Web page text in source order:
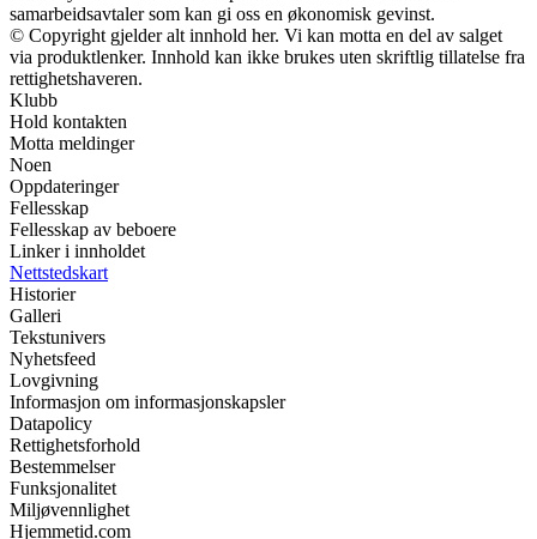
samarbeidsavtaler som kan gi oss en økonomisk gevinst.
© Copyright gjelder alt innhold her. Vi kan motta en del av salget
via produktlenker. Innhold kan ikke brukes uten skriftlig tillatelse fra
rettighetshaveren.
Klubb
Hold kontakten
Motta meldinger
Noen
Oppdateringer
Fellesskap
Fellesskap av beboere
Linker i innholdet
Nettstedskart
Historier
Galleri
Tekstunivers
Nyhetsfeed
Lovgivning
Informasjon om informasjonskapsler
Datapolicy
Rettighetsforhold
Bestemmelser
Funksjonalitet
Miljøvennlighet
Hjemmetid.com